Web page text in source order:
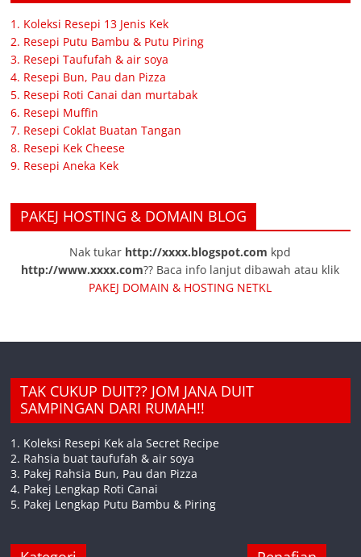
1. Koleksi Resepi 13 Jenis Kek
2. Resepi Putu Bambu & Putu Piring
3. Resepi Taufufah & air soya
4. Resepi Bun, Pau dan Pizza
5. Resepi Roti Canai dan murtabak
6. Resepi Muffin
7. Resepi Coklat Buatan Tangan
8. Resepi Kek Cheese
9. Resepi Aneka Kek
PAKEJ HOSTING & DOMAIN BLOG
Nak tukar http://xxxx.blogspot.com kpd
http://www.xxxx.com?? Baca info lanjut dibawah atau klik
PAKEJ DOMAIN & HOSTING NETKL
TAK CUKUP DUIT?? JOM JANA DUIT
SAMPINGAN DARI RUMAH!!
1. Koleksi Resepi Kek ala Secret Recipe
2. Rahsia buat taufufah & air soya
3. Pakej Rahsia Bun, Pau dan Pizza
4. Pakej Lengkap Roti Canai
5. Pakej Lengkap Putu Bambu & Piring